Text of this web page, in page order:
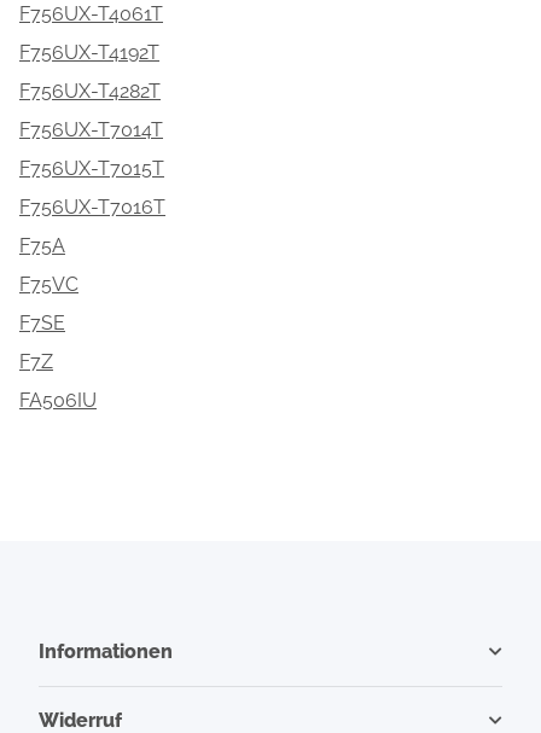
F756UX-T4061T
F756UX-T4192T
F756UX-T4282T
F756UX-T7014T
F756UX-T7015T
F756UX-T7016T
F75A
F75VC
F7SE
F7Z
FA506IU
Informationen
Widerruf